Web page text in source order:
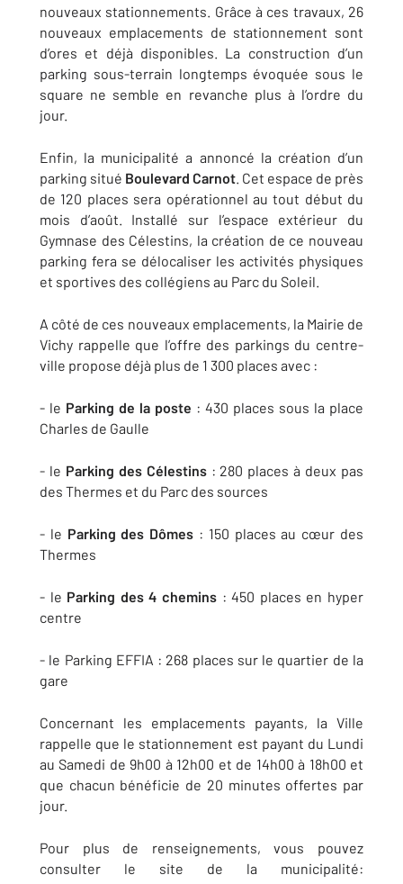
nouveaux stationnements. Grâce à ces travaux, 26
nouveaux emplacements de stationnement sont
d’ores et déjà disponibles. La construction d’un
parking sous-terrain longtemps évoquée sous le
square ne semble en revanche plus à l’ordre du
jour.
Enfin, la municipalité a annoncé la création d’un
parking situé Boulevard Carnot. Cet espace de près
de 120 places sera opérationnel au tout début du
mois d’août. Installé sur l’espace extérieur du
Gymnase des Célestins, la création de ce nouveau
parking fera se délocaliser les activités physiques
et sportives des collégiens au Parc du Soleil.
A côté de ces nouveaux emplacements, la Mairie de
Vichy rappelle que l’offre des parkings du centre-
ville propose déjà plus de 1 300 places avec :
- le Parking de la poste : 430 places sous la place
Charles de Gaulle
- le Parking des Célestins: 280 places à deux pas
des Thermes et du Parc des sources
- le Parking des Dômes : 150 places au cœur des
Thermes
- le Parking des 4 chemins : 450 places en hyper
centre
- le Parking EFFIA : 268 places sur le quartier de la
gare
Concernant les emplacements payants, la Ville
rappelle que le stationnement est payant du Lundi
au Samedi de 9h00 à 12h00 et de 14h00 à 18h00 et
que chacun bénéficie de 20 minutes offertes par
jour.
Pour plus de renseignements, vous pouvez
consulter le site de la municipalité: